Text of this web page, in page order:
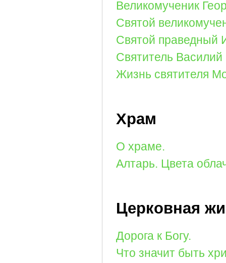
Великомученик
Святой
Святой праведный
Святитель Василий
Жизнь святителя
Храм
О храме.
Алтарь. Цвета
Церковная
Дорога к Богу.
Что значит быть